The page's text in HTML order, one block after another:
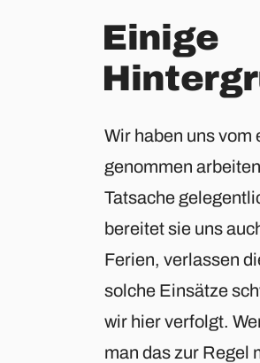
Einige
Wir haben uns vom
genommen
Tatsache
bereitet sie uns
Ferien, verlassen
solche Einsätze
wir hier verfolgt.
man das zur Regel